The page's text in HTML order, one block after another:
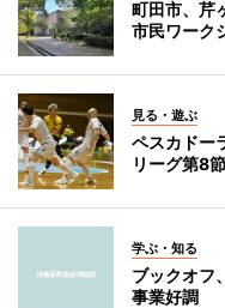
町田市、芹
市民ワーク
見る・遊ぶ
ペスカドー
リーグ第8節
学ぶ・知る
ブックオフ
事業好調